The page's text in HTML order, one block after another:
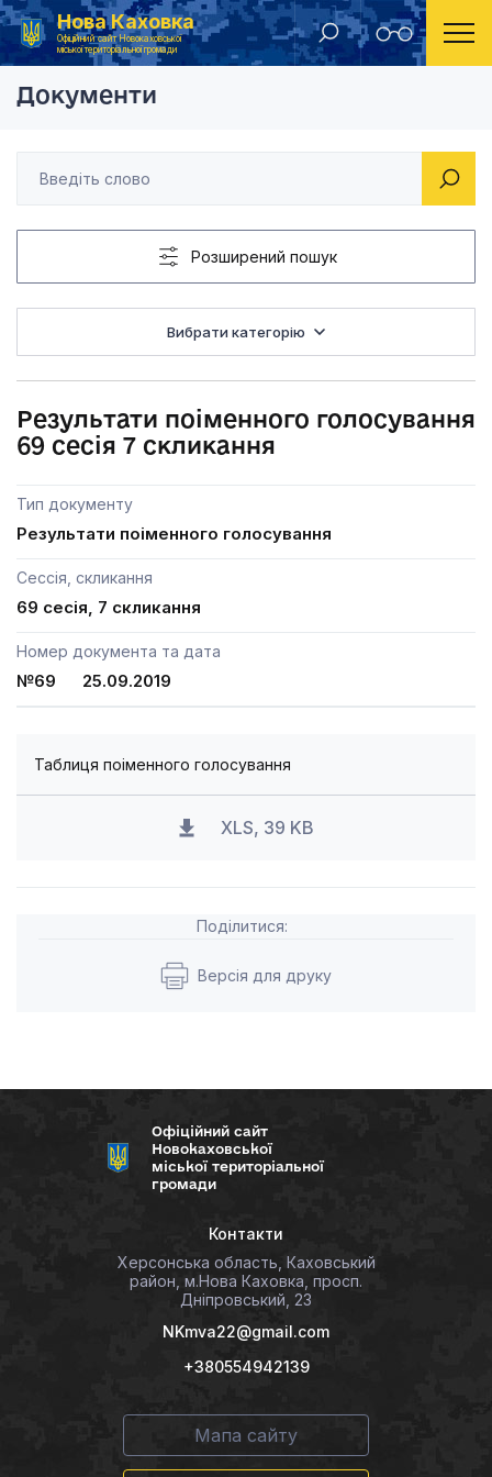
Нова Каховка
Офіційний сайт Новокаховської
міської територіальної громади
Головна Результати поіменного голосування депутатів міської ради Результати
Документи
Розширений пошук
Вибрати категорію
Результати поіменного голосування
69 сесія 7 скликання
Тип документу
Результати поіменного голосування
Сессія, скликання
69 сесія, 7 скликання
Номер документа та дата
№69 25.09.2019
Таблиця поіменного голосування
XLS, 39 KB
Поділитися:
Версія для друку
Офіційний сайт
Новокаховської
міської територіальної
громади
Контакти
Херсонська область, Каховський
район, м.Нова Каховка, просп.
Дніпровський, 23
NKmva22@gmail.com
+380554942139
Мапа сайту